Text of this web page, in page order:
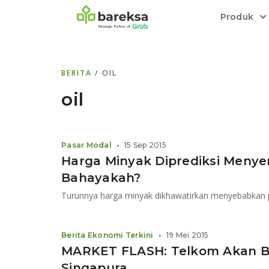
Produk
Transaksi cepat,
Bebas pilih partner penyimpanan, harga
relatif stabil.
Menyediakan layanan manajemen
Informasi terkini dan tepercaya terkait
Kenali rekam jejak dan
BERITA / OIL
oil
Harga Minyak Diprediksi
Bahayakah?
Pasar Modal • 15 Sep 2015
MARKET FLASH: Telkom Akan
Berita Ekonomi Terkini • 19 Mei 2015